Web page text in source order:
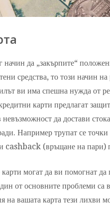
начин да „закърпите“
средства, то този начин
ви има спешна нужда от
карти предлагат
невъзможност да достави
Например трупат се
cashback (връщане на пари)
могат да ви помогнат
от основните проблеми са
на вашата карта тези лихви